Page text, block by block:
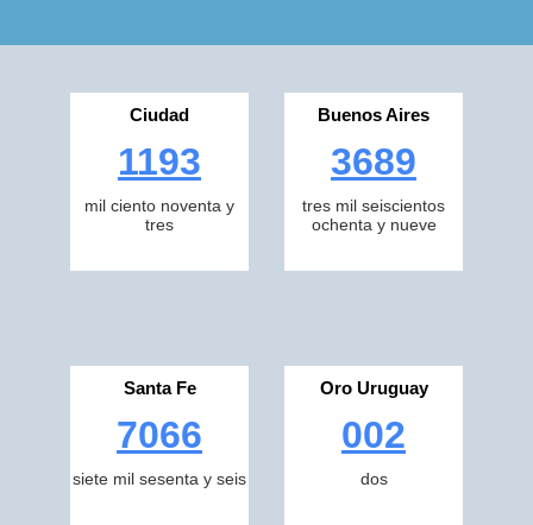
Ciudad
1193
mil ciento noventa y
tres
Buenos Aires
3689
tres mil seiscientos
ochenta y nueve
Santa Fe
7066
siete mil sesenta y seis
Oro Uruguay
002
dos